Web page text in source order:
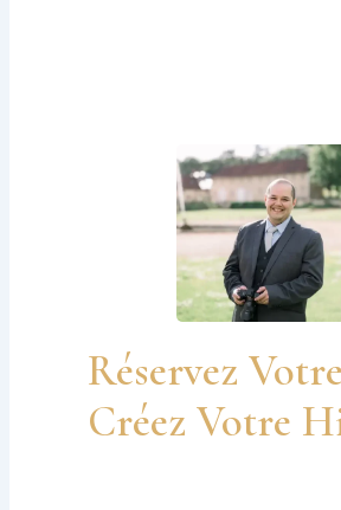
Réservez
Créez Votre